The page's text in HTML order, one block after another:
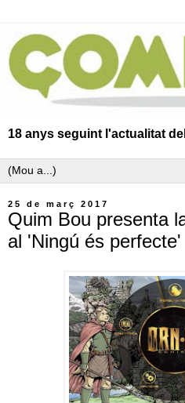
18 anys seguint l'actualitat
25 de març 2017
Quim Bou presenta
al 'Ningú és perfecte'